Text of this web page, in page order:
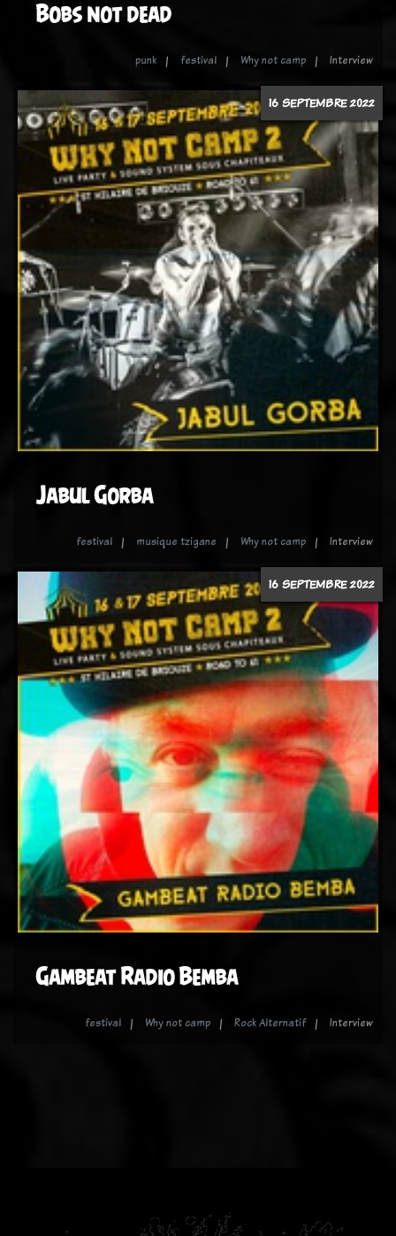
Bobs not dead
punk festival Why not camp Interview
16 SEPTEMBRE 2022
Jabul Gorba
festival musique tzigane Why not camp Interview
16 SEPTEMBRE 2022
Gambeat Radio Bemba
festival Why not camp Rock Alternatif Interview